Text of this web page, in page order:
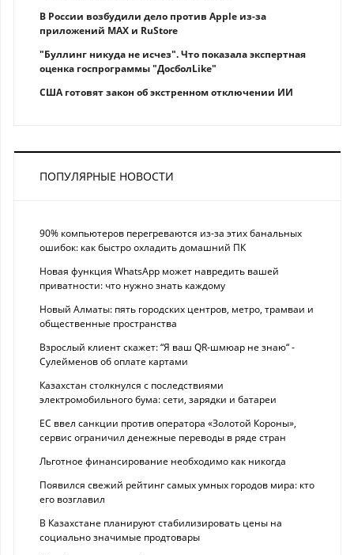
В России возбудили дело против Apple из-за
приложений MAX и RuStore
"Буллинг никуда не исчез". Что показала экспертная
оценка госпрограммы "ДосболLike"
США готовят закон об экстренном отключении ИИ
ПОПУЛЯРНЫЕ НОВОСТИ
90% компьютеров перегреваются из-за этих банальных
ошибок: как быстро охладить домашний ПК
Новая функция WhatsApp может навредить вашей
приватности: что нужно знать каждому
Новый Алматы: пять городских центров, метро, трамваи и
общественные пространства
Взрослый клиент скажет: “Я ваш QR-шмюар не знаю“ -
Сулейменов об оплате картами
Казахстан столкнулся с последствиями
электромобильного бума: сети, зарядки и батареи
ЕС ввел санкции против оператора «Золотой Короны»,
сервис ограничил денежные переводы в ряде стран
Льготное финансирование необходимо как никогда
Появился свежий рейтинг самых умных городов мира: кто
его возглавил
В Казахстане планируют стабилизировать цены на
социально значимые продтовары